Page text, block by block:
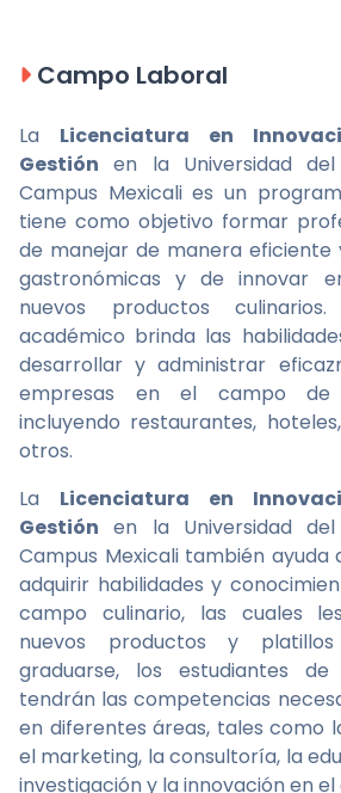
Campo Laboral
La Licenciatura en
Gestión en la Universidad
Campus Mexicali es un
tiene como objetivo formar
de manejar de manera eficiente
gastronómicas y de innovar
nuevos productos
académico brinda las
desarrollar y administrar
empresas en el campo de
incluyendo restaurantes,
otros.
La Licenciatura en
Gestión en la Universidad
Campus Mexicali también ayuda
adquirir habilidades y
campo culinario, las cuales
nuevos productos y
graduarse, los estudiantes
tendrán las competencias
en diferentes áreas, tales como
el marketing, la consultoría, la
investigación y la innovación en